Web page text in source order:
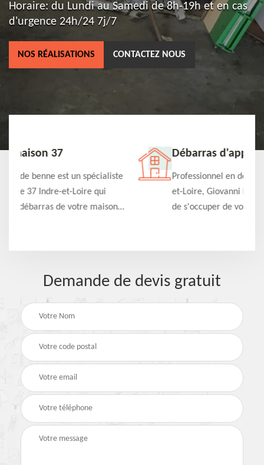
Horaire: du Lundi au Samedi de 8h-19h et en cas
d'urgence 24h/24 7j/7
NOS RÉALISATIONS CONTACTEZ NOUS
Débarras d'appartement 37
Professionnel en débarras dans le 37 Indre-
et-Loire, Giovanni Location de benne propose
de s'occuper de vos projets de débarras
Demande de devis gratuit